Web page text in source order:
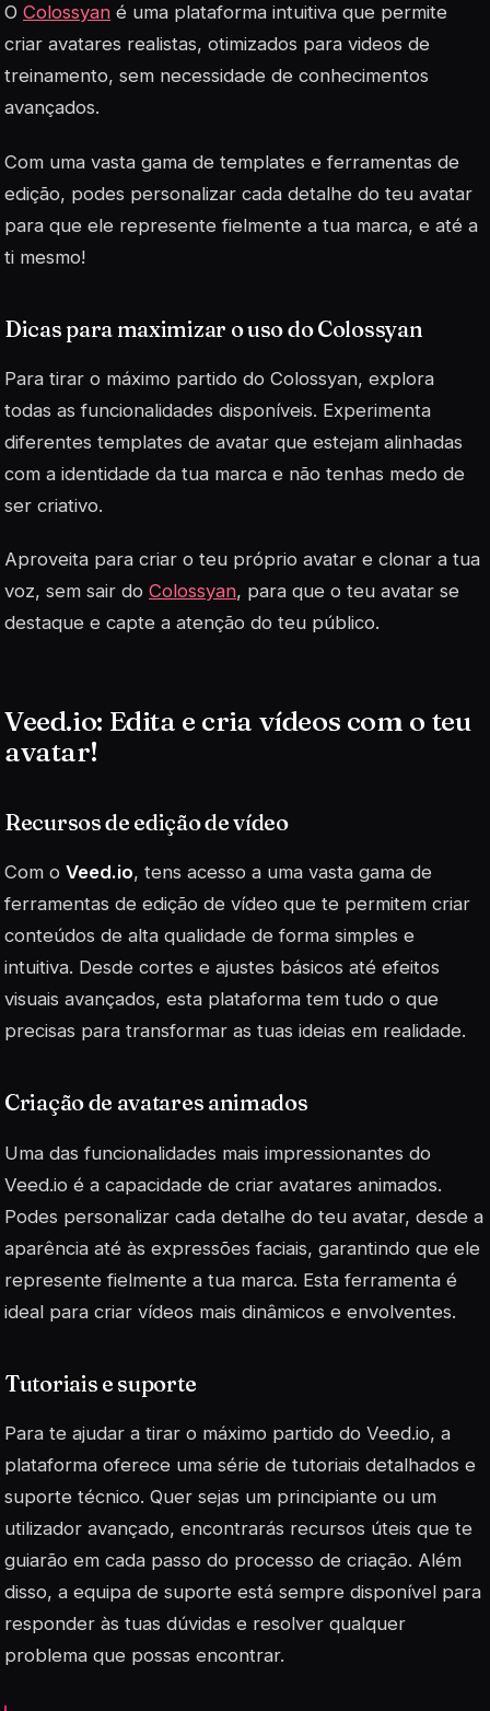
O Colossyan é uma plataforma intuitiva que permite
criar avatares realistas, otimizados para videos de
treinamento, sem necessidade de conhecimentos
avançados.
Com uma vasta gama de templates e ferramentas de
edição, podes personalizar cada detalhe do teu avatar
para que ele represente fielmente a tua marca, e até a
ti mesmo!
Dicas para maximizar o uso do Colossyan
Para tirar o máximo partido do Colossyan, explora
todas as funcionalidades disponíveis. Experimenta
diferentes templates de avatar que estejam alinhadas
com a identidade da tua marca e não tenhas medo de
ser criativo.
Aproveita para criar o teu próprio avatar e clonar a tua
voz, sem sair do Colossyan, para que o teu avatar se
destaque e capte a atenção do teu público.
Veed.io: Edita e cria vídeos com o teu
avatar!
Recursos de edição de vídeo
Com o Veed.io, tens acesso a uma vasta gama de
ferramentas de edição de vídeo que te permitem criar
conteúdos de alta qualidade de forma simples e
intuitiva. Desde cortes e ajustes básicos até efeitos
visuais avançados, esta plataforma tem tudo o que
precisas para transformar as tuas ideias em realidade.
Criação de avatares animados
Uma das funcionalidades mais impressionantes do
Veed.io é a capacidade de criar avatares animados.
Podes personalizar cada detalhe do teu avatar, desde a
aparência até às expressões faciais, garantindo que ele
represente fielmente a tua marca. Esta ferramenta é
ideal para criar vídeos mais dinâmicos e envolventes.
Tutoriais e suporte
Para te ajudar a tirar o máximo partido do Veed.io, a
plataforma oferece uma série de tutoriais detalhados e
suporte técnico. Quer sejas um principiante ou um
utilizador avançado, encontrarás recursos úteis que te
guiarão em cada passo do processo de criação. Além
disso, a equipa de suporte está sempre disponível para
responder às tuas dúvidas e resolver qualquer
problema que possas encontrar.